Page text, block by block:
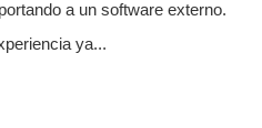
a un software externo.
ya...